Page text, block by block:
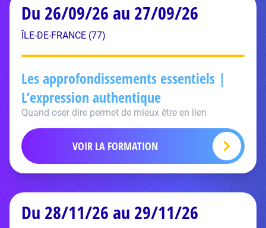
Du 26/09/26 au 27/09/26
ÎLE-DE-FRANCE (77)
Les approfondissements essentiels |
L’expression authentique
Quand oser dire permet de mieux être en lien
VOIR LA FORMATION
Du 28/11/26 au 29/11/26